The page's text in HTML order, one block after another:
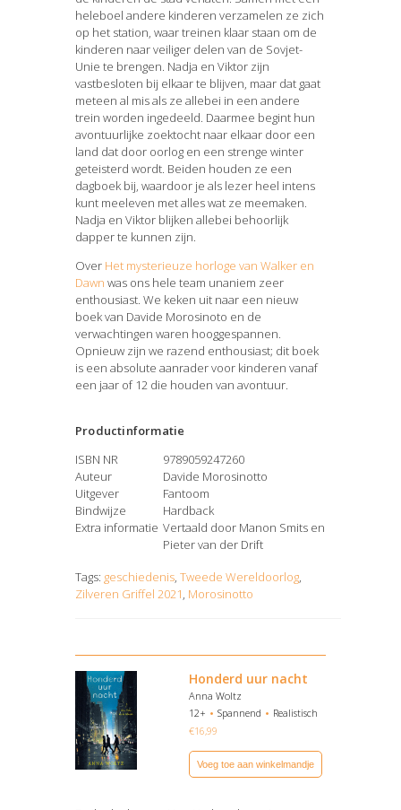
heleboel andere kinderen verzamelen ze zich
op het station, waar treinen klaar staan om de
kinderen naar veiliger delen van de Sovjet-
Unie te brengen. Nadja en Viktor zijn
vastbesloten bij elkaar te blijven, maar dat gaat
meteen al mis als ze allebei in een andere
trein worden ingedeeld. Daarmee begint hun
avontuurlijke zoektocht naar elkaar door een
land dat door oorlog en een strenge winter
geteisterd wordt. Beiden houden ze een
dagboek bij, waardoor je als lezer heel intens
kunt meeleven met alles wat ze meemaken.
Nadja en Viktor blijken allebei behoorlijk
dapper te kunnen zijn.
Over Het mysterieuze horloge van Walker en
Dawn was ons hele team unaniem zeer
enthousiast. We keken uit naar een nieuw
boek van Davide Morosinoto en de
verwachtingen waren hooggespannen.
Opnieuw zijn we razend enthousiast; dit boek
is een absolute aanrader voor kinderen vanaf
een jaar of 12 die houden van avontuur.
Productinformatie
ISBN NR
9789059247260
Auteur
Davide Morosinotto
Uitgever
Fantoom
Bindwijze
Hardback
Extra informatie Vertaald door Manon Smits en
Pieter van der Drift
Tags: geschiedenis, Tweede Wereldoorlog,
Zilveren Griffel 2021, Morosinotto
Honderd uur nacht
Anna Woltz
12+
Spannend
Realistisch
€16,99
Voeg toe aan winkelmandje